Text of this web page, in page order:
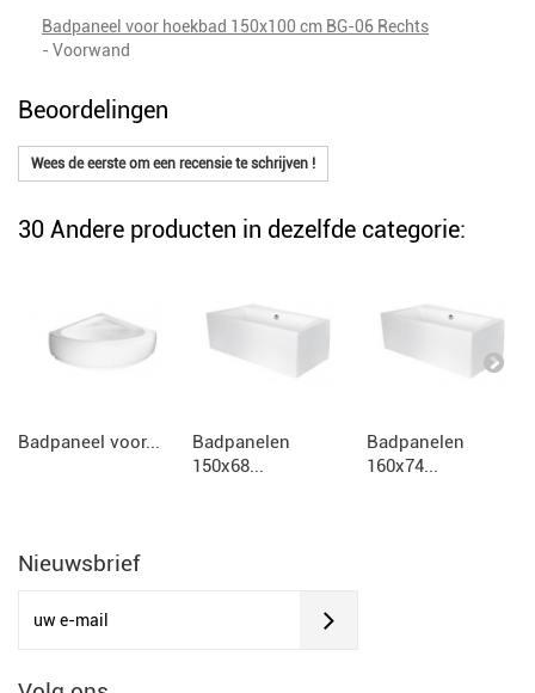
Badpaneel voor hoekbad 150x100 cm BG-06 Rechts
- Voorwand
Beoordelingen
Wees de eerste om een recensie te schrijven !
30 Andere producten in dezelfde categorie:
Badpaneel voor...
Badpanelen
150x68...
Badpanelen
160x74...
Nieuwsbrief